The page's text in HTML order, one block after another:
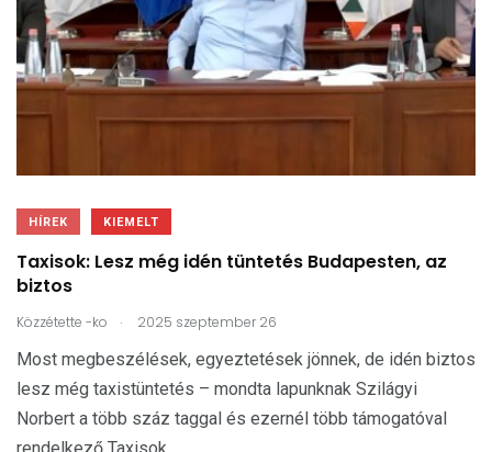
HÍREK KIEMELT
Taxisok: Lesz még idén tüntetés Budapesten, az
biztos
Közzétette -ko . 2025 szeptember 26
Most megbeszélések, egyeztetések jönnek, de idén biztos
lesz még taxistüntetés – mondta lapunknak Szilágyi
Norbert a több száz taggal és ezernél több támogatóval